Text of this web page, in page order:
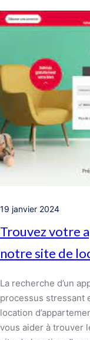
19 janvier 2024
Trouvez votre
notre site de
La recherche d’un
processus stressant
location
vous aider à trouver